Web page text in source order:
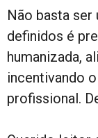
Não basta
definidos é
humanizada,
incentivando
profissional.